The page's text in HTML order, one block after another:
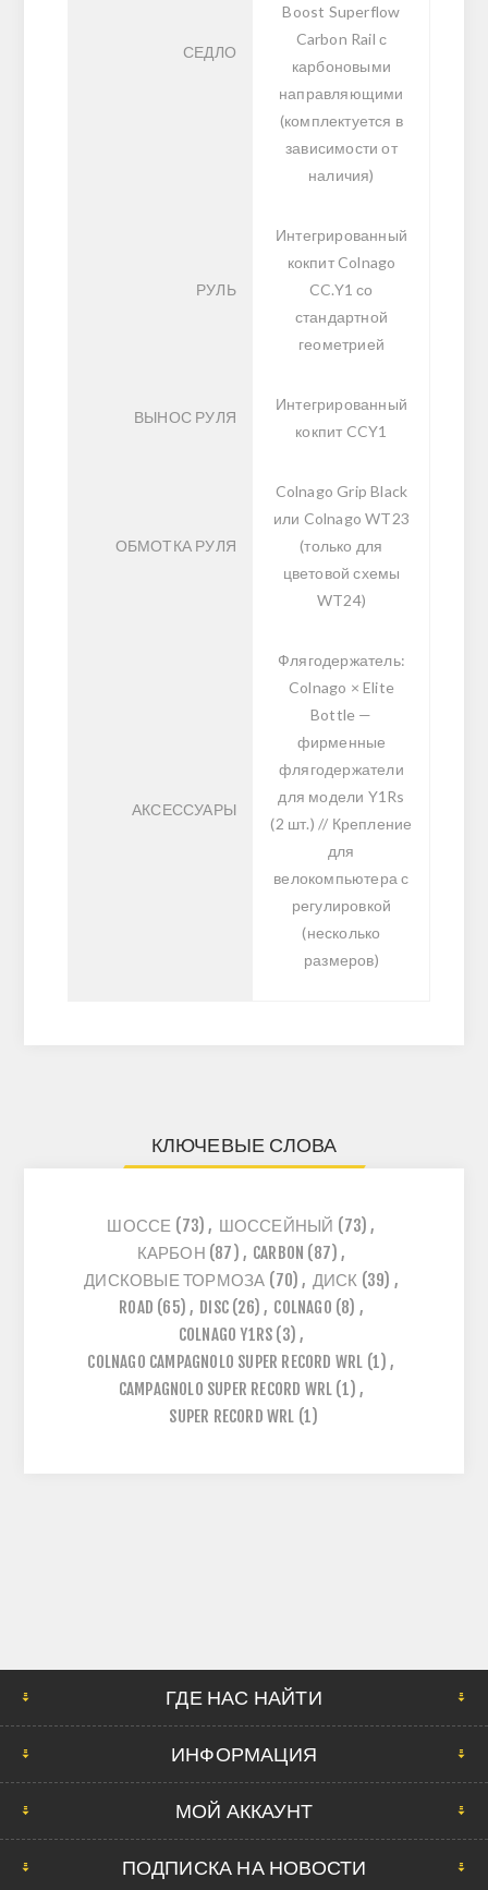
СЕДЛО
Boost Superflow
Carbon Rail с
карбоновыми
направляющими
(комплектуется в
зависимости от
наличия)
РУЛЬ
Интегрированный
кокпит Colnago
CC.Y1 со
стандартной
геометрией
ВЫНОС РУЛЯ
Интегрированный
кокпит CCY1
ОБМОТКА РУЛЯ
Colnago Grip Black
или Colnago WT23
(только для
цветовой схемы
WT24)
АКСЕССУАРЫ
Флягодержатель:
Colnago × Elite
Bottle —
фирменные
флягодержатели
для модели Y1Rs
(2 шт.) // Крепление
для
велокомпьютера с
регулировкой
(несколько
размеров)
КЛЮЧЕВЫЕ СЛОВА
ШОССЕ (73) , ШОССЕЙНЫЙ (73) ,
КАРБОН (87) , CARBON (87) ,
ДИСКОВЫЕ ТОРМОЗА (70) , ДИСК (39) ,
ROAD (65) , DISC (26) , COLNAGO (8) ,
COLNAGO Y1RS (3) ,
COLNAGO CAMPAGNOLO SUPER RECORD WRL (1) ,
CAMPAGNOLO SUPER RECORD WRL (1) ,
SUPER RECORD WRL (1)
ГДЕ НАС НАЙТИ
ИНФОРМАЦИЯ
МОЙ АККАУНТ
ПОДПИСКА НА НОВОСТИ